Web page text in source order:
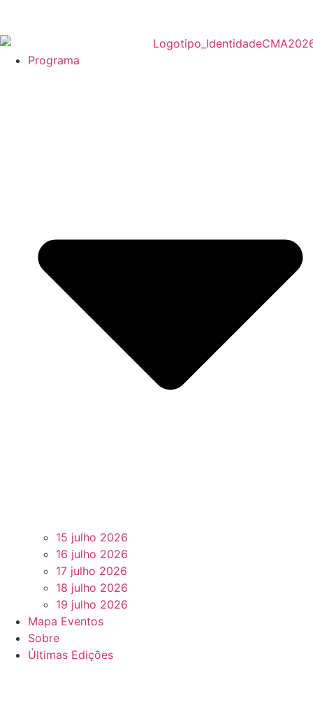
Programa
15 julho 2026
16 julho 2026
17 julho 2026
18 julho 2026
19 julho 2026
Mapa Eventos
Sobre
Últimas Edições